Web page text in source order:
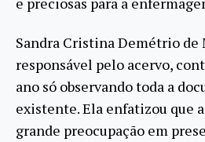
Sandra Cristina Demétrio de
responsável pelo acervo,
ano só observando toda a
existente. Ela enfatizou que
grande preocupação em